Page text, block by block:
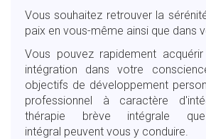
Vous souhaitez retrouver la
paix en vous-même ainsi que dans
Vous pouvez rapidement
intégration dans votre
objectifs de développement
professionnel à caractère
thérapie brève intégrale
intégral peuvent vous y conduire.